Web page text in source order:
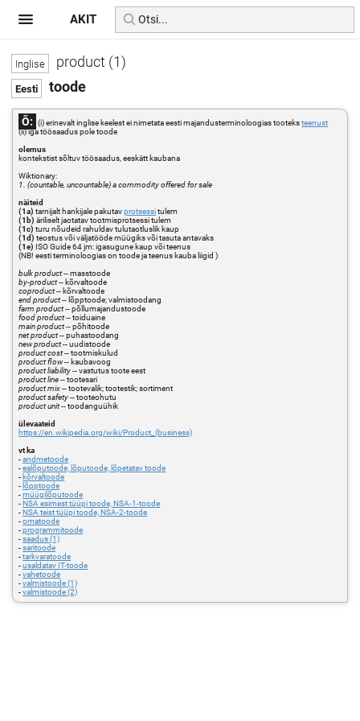
product (1)
toode
Õ: (i) erinevalt inglise keelest ei nimetata eesti majandusterminoloogias tooteksteenust
(ii) iga töösaadus pole toode
olemus
kontekstist sõltuv töösaadus, eeskätt kaubana
Wiktionary:
1. (countable, uncountable) a commodity offered for sale
näiteid
(1a) tarnijalt hankijale pakutavprotsessitulem
(1b) äriliselt jaotatav tootmisprotsessi tulem
(1c) turu nõudeid rahuldav tulutaotluslik kaup
(1d) teostus või väljatööde müügiks või tasuta antavaks
(1e) ISO Guide 64 jm: igasugune kaup või teenus
(NB! eesti terminoloogias on toode ja teenus kauba liigid )
bulk product-- masstoode
by-product-- kõrvaltoode
coproduct-- kõrvaltoode
end product-- lõpptoode; valmistoodang
farm product-- põllumajandustoode
food product-- toiduaine
main product-- põhitoode
net product-- puhastoodang
new product-- uudistoode
product cost-- tootmiskulud
product flow-- kaubavoog
product liability-- vastutus toote eest
product line-- tootesari
product mix-- tootevalik; tootestik; sortiment
product safety-- tooteohutu
product unit-- toodanguühik
ülevaateid
https://en.wikipedia.org/wiki/Product_(business)
vt ka
-andmetoode
-ealõputoode, lõputoode, lõpetatav toode
- kõrvaltoode
- lõpptoode
-müügilõputoode
-NSA esimest tüüpi toode, NSA-1-toode
-NSA teist tüüpi toode, NSA-2-toode
-omatoode
-programmitoode
-saadus (1)
-saritoode
-tarkvaratoode
-usaldatav IT-toode
-vahetoode
-valmistoode (1)
-valmistoode (2)
AKIT